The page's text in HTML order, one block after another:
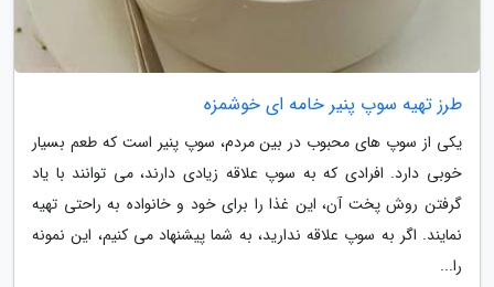
طرز تهیه سوپ پنیر خامه ای خوشمزه
یکی از سوپ های محبوب در بین مردم، سوپ پنیر است که طعم بسیار
خوبی دارد. افرادی که به سوپ علاقه زیادی دارند، می توانند با یاد
گرفتن روش پخت آن، این غذا را برای خود و خانواده به راحتی تهیه
نمایند. اگر به سوپ علاقه ندارید، به شما پیشنهاد می کنیم، این نمونه
را...